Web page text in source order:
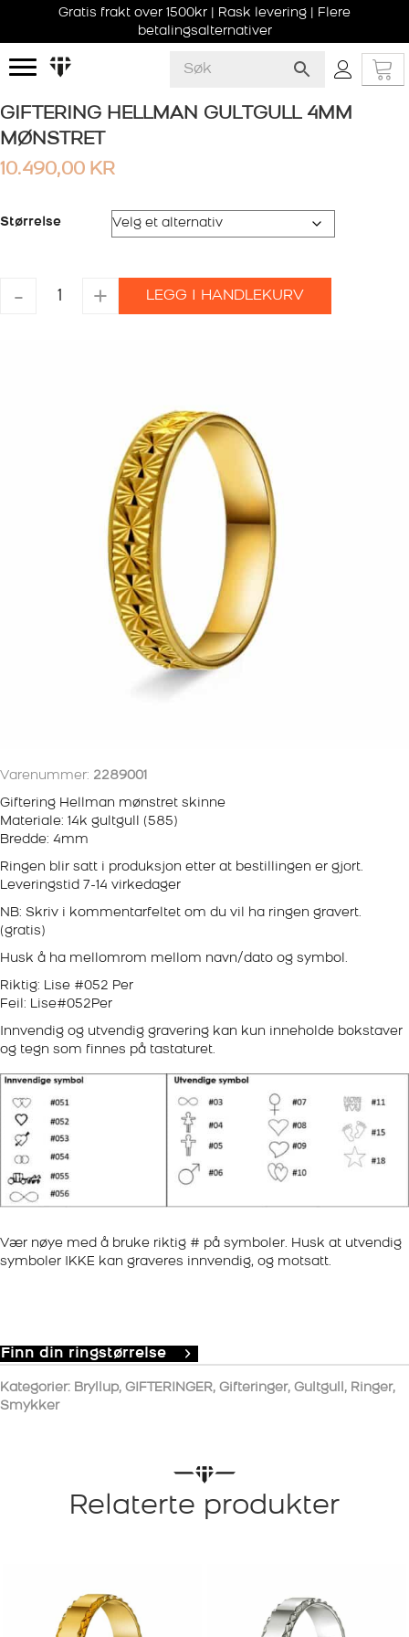
Gratis frakt over 1500kr | Rask levering | Flere
betalingsalternativer
GIFTERING HELLMAN GULTGULL 4MM
MØNSTRET
10.490,00 KR
Størrelse
-
GIFTERING
HELLMAN+ LEGG I HANDLEKURV
Varenummer: 2289001
Giftering Hellman mønstret skinne
Materiale: 14k gultgull (585)
Bredde: 4mm
Ringen blir satt i produksjon etter at bestillingen er gjort.
Leveringstid 7-14 virkedager
NB: Skriv i kommentarfeltet om du vil ha ringen gravert.
(gratis)
Husk å ha mellomrom mellom navn/dato og symbol.
Riktig: Lise #052 Per
Feil: Lise#052Per
Innvendig og utvendig gravering kan kun inneholde bokstaver
og tegn som finnes på tastaturet.
Vær nøye med å bruke riktig # på symboler. Husk at utvendig
symboler IKKE kan graveres innvendig, og motsatt.
Finn din ringstørrelse
Kategorier: Bryllup, GIFTERINGER, Gifteringer, Gultgull, Ringer,
Smykker
Relaterte produkter